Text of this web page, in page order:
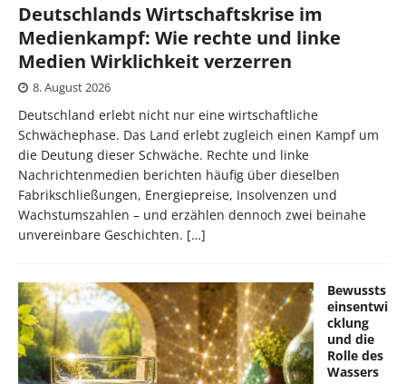
Deutschlands Wirtschaftskrise im
Medienkampf: Wie rechte und linke
Medien Wirklichkeit verzerren
8. August 2026
Deutschland erlebt nicht nur eine wirtschaftliche
Schwächephase. Das Land erlebt zugleich einen Kampf um
die Deutung dieser Schwäche. Rechte und linke
Nachrichtenmedien berichten häufig über dieselben
Fabrikschließungen, Energiepreise, Insolvenzen und
Wachstumszahlen – und erzählen dennoch zwei beinahe
unvereinbare Geschichten. […]
Bewussts
einsentwi
cklung
und die
Rolle des
Wassers